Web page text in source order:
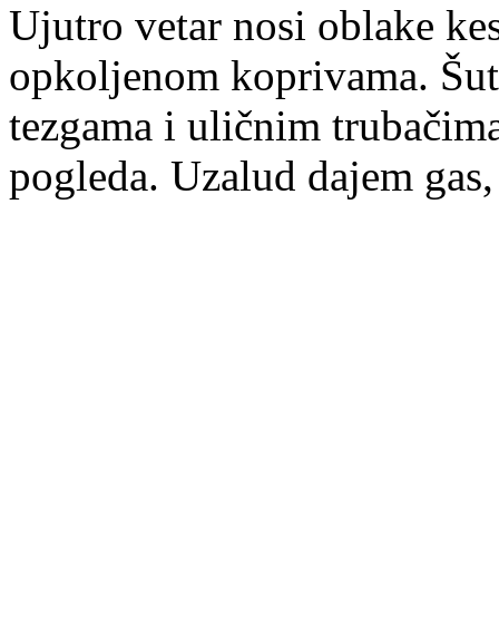
Ujutro vetar nosi oblake
opkoljenom koprivama.
tezgama i uličnim
pogleda. Uzalud dajem